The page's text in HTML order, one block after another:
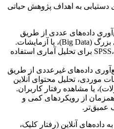
به اهداف پژوهش حیاتی
داده‌های عددی از طریق
پرسشنامه، تحلیل داده‌های بزرگ (Big Data)، یا آزمایشات.
ابزارهایی مانند SPSS، R، Python برای تحلیل آماری استفاده
داده‌های غیرعددی از طریق
موردی، تحلیل محتوای آنلاین
یا مشاهده رفتار کاربران.
همزمان از رویکردهای کمی و
عمیق‌تر.
آنلاین (رفتار کلیک،